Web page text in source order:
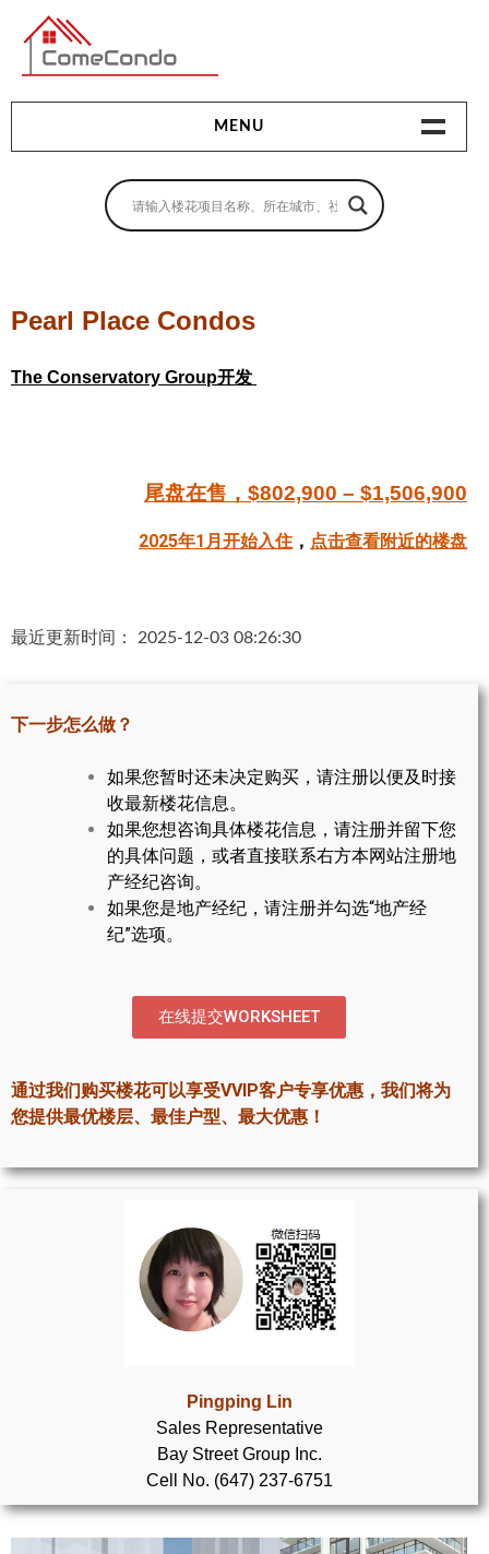
多伦多最新最全的楼花搜索引擎
MENU
地产相关
卖房指南
贷款指南
楼花大全
楼花地图
楼花转让专区
多伦多市中心楼花项目
怡陶碧谷社区介绍
怡陶碧谷楼花项目
北约克楼花项目
世嘉堡楼花项目
密西沙加社区介绍
密西沙加楼花项目
奥克维尔社区介绍
奥克维尔楼花项目
旺市楼花项目
实用链接
Pearl Place Condos
The Conservatory Group开发
尾盘在售，$802,900 – $1,506,900
2025年1月开始入住 ， 点击查看附近的楼盘
最近更新时间： 2025-12-03 08:26:30
下一步怎么做？
如果您暂时还未决定购买，请注册以便及时接
收最新楼花信息。
如果您想咨询具体楼花信息，请注册并留下您
的具体问题，或者直接联系右方本网站注册地
产经纪咨询。
如果您是地产经纪，请注册并勾选“地产经
纪”选项。
在线提交WORKSHEET
通过我们购买楼花可以享受VVIP客户专享优惠，我们将为
您提供最优楼层、最佳户型、最大优惠！
Pingping Lin
Sales Representative
Bay Street Group Inc.
Cell No. (647) 237-6751